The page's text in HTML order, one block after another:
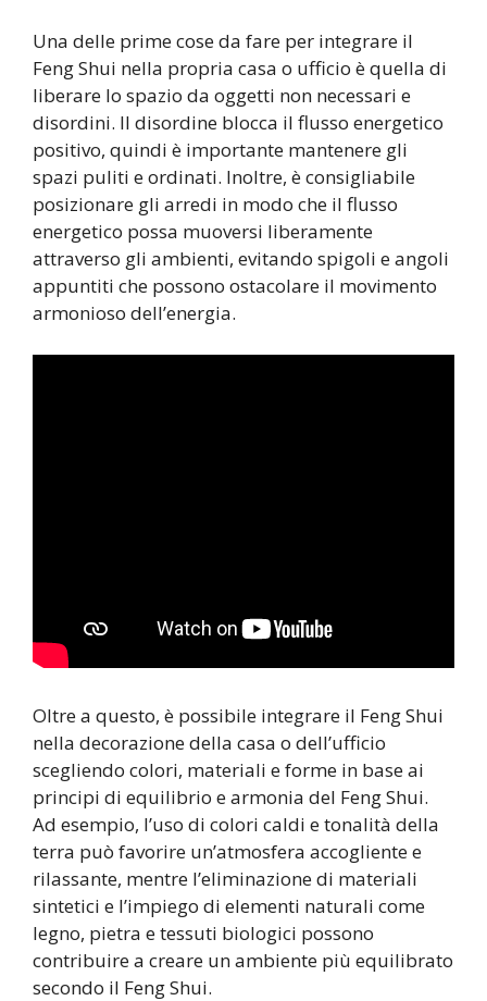
Una delle prime cose da fare per integrare il
Feng Shui nella propria casa o ufficio è quella di
liberare lo spazio da oggetti non necessari e
disordini. Il disordine blocca il flusso energetico
positivo, quindi è importante mantenere gli
spazi puliti e ordinati. Inoltre, è consigliabile
posizionare gli arredi in modo che il flusso
energetico possa muoversi liberamente
attraverso gli ambienti, evitando spigoli e angoli
appuntiti che possono ostacolare il movimento
armonioso dell’energia.
Oltre a questo, è possibile integrare il Feng Shui
nella decorazione della casa o dell’ufficio
scegliendo colori, materiali e forme in base ai
principi di equilibrio e armonia del Feng Shui.
Ad esempio, l’uso di colori caldi e tonalità della
terra può favorire un’atmosfera accogliente e
rilassante, mentre l’eliminazione di materiali
sintetici e l’impiego di elementi naturali come
legno, pietra e tessuti biologici possono
contribuire a creare un ambiente più equilibrato
secondo il Feng Shui.